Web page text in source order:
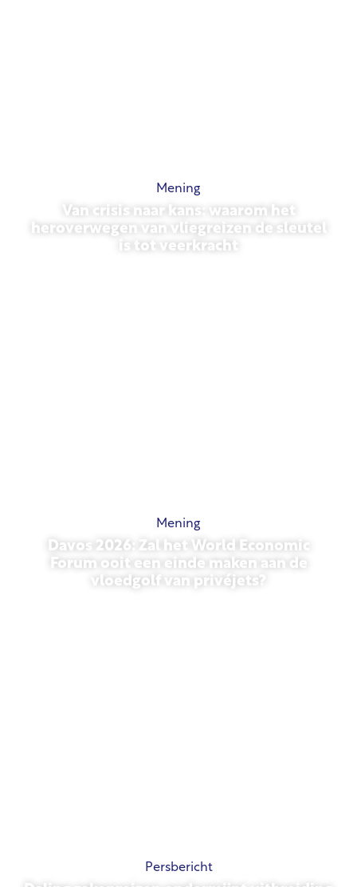
Mening
Van crisis naar kans: waarom het
heroverwegen van vliegreizen de sleutel
is tot veerkracht
Mening
Davos 2026: Zal het World Economic
Forum ooit een einde maken aan de
vloedgolf van privéjets?
Persbericht